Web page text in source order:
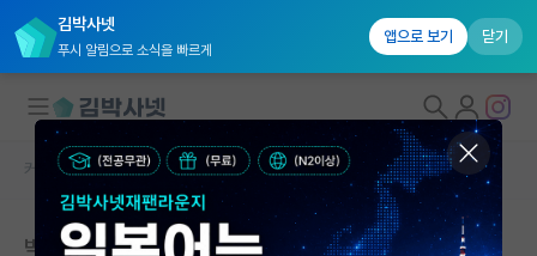
김박사넷
푸시 알림으로 소식을 빠르게
앱으로 보기 닫기
대학원생 모집
국내대학원 정보
커뮤니티 홈 자유 게시판(아무개랩)
박사 삼전 지원